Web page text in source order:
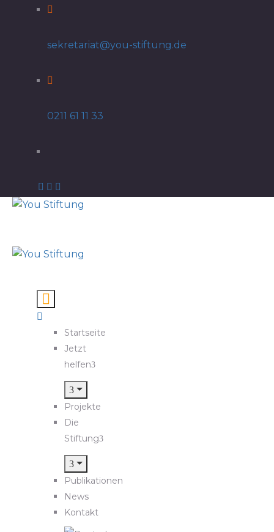
sekretariat@you-stiftung.de
0211 61 11 33
Startseite
Jetzt
helfen
Projekte
Die
Stiftung
Publikationen
News
Kontakt